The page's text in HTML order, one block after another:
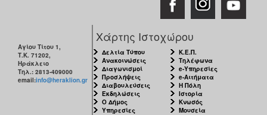
Αγίου Τίτου 1,
Τ.Κ. 71202,
Ηράκλειο
Τηλ.: 2813-409000
email:info@heraklion.gr
Χάρτης Ιστοχώρου
Δελτία Τύπου
Ανακοινώσεις
Διαγωνισμοί
Προσλήψεις
Διαβουλεύσεις
Εκδηλώσεις
Ο Δήμος
Υπηρεσίες
Κ.Ε.Π.
Τηλέφωνα
e-Υπηρεσίες
e-Αιτήματα
Η Πόλη
Ιστορία
Κνωσός
Μουσεία